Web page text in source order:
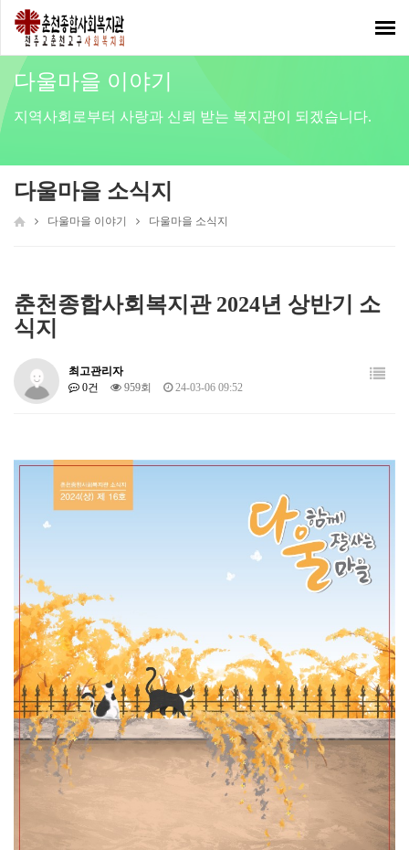
다울마을 이야기
지역사회로부터 사랑과 신뢰 받는 복지관이 되겠습니다.
다울마을 소식지
다울마을 이야기 다울마을 소식지
춘천종합사회복지관 2024년 상반기 소
식지
최고관리자
0건
959회 24-03-06 09:52